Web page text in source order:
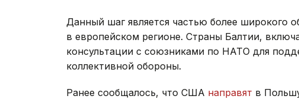
Данный шаг является частью более широкого
в европейском регионе. Страны Балтии,
консультации с союзниками по НАТО для
коллективной обороны.
Ранее сообщалось, что США направят в